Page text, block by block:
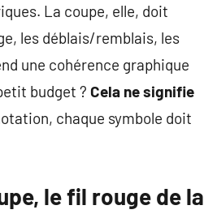
La coupe, elle, doit
les déblais/remblais, les
une cohérence graphique
budget ? Cela ne signifie
chaque symbole doit
le fil rouge de la